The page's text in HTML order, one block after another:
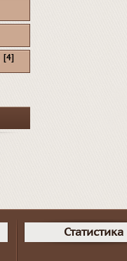
[4]
Статистика